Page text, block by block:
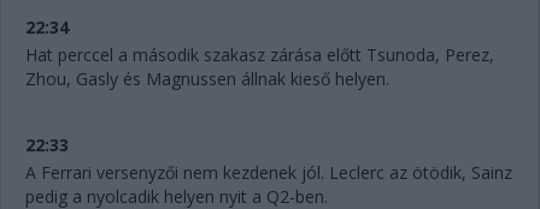
22:34
Hat perccel a második szakasz zárása előtt Tsunoda, Perez,
Zhou, Gasly és Magnussen állnak kieső helyen.
22:33
A Ferrari versenyzői nem kezdenek jól. Leclerc az ötödik, Sainz
pedig a nyolcadik helyen nyit a Q2-ben.